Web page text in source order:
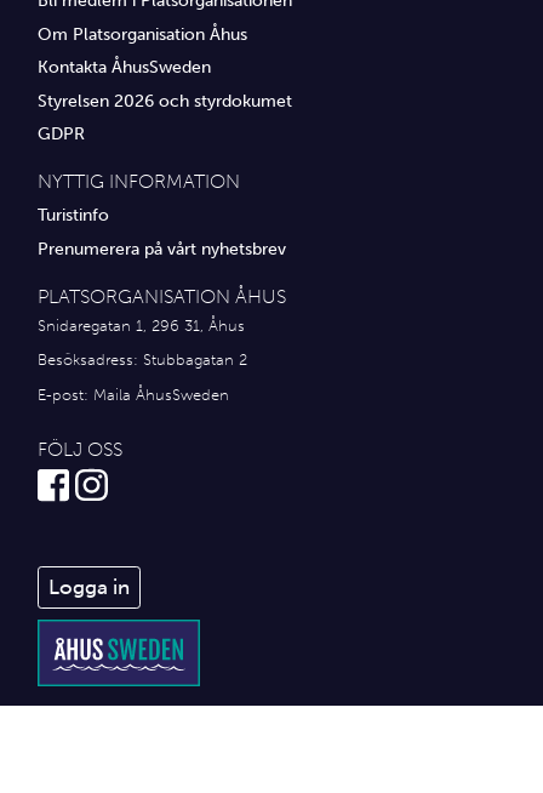
Om Platsorganisation Åhus
Kontakta ÅhusSweden
Styrelsen 2026 och styrdokumet
GDPR
NYTTIG INFORMATION
Turistinfo
Prenumerera på vårt nyhetsbrev
PLATSORGANISATION ÅHUS
Snidaregatan 1, 296 31, Åhus
Besöksadress: Stubbagatan 2
E-post: Maila ÅhusSweden
FÖLJ OSS
Logga in